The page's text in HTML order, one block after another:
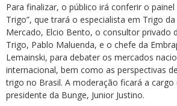
Para finalizar, o público irá conferir o painel
Trigo”, que trará o especialista em Trigo
Mercado, Elcio Bento, o consultor privado
Trigo, Pablo Maluenda, e o chefe da
Lemainski, para debater os mercados
internacional, bem como as perspectivas
trigo no Brasil. A moderação ficará a cargo
presidente da Bunge, Junior Justino.